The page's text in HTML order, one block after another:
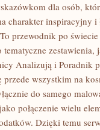
dla osób,
charakter inspiracyjny
przewodnik po
tematyczne
Analizują i Poradnik
przede wszystkim na
do samego
połączenie wielu
Dzięki temu